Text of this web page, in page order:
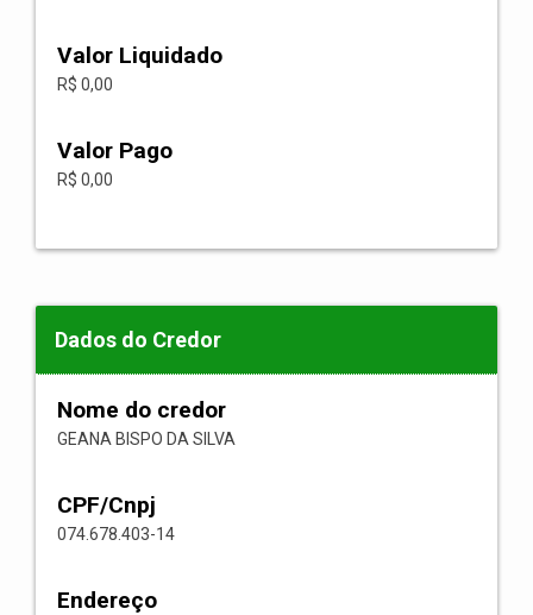
Valor Liquidado
R$ 0,00
Valor Pago
R$ 0,00
Dados do Credor
Nome do credor
GEANA BISPO DA SILVA
CPF/Cnpj
074.678.403-14
Endereço